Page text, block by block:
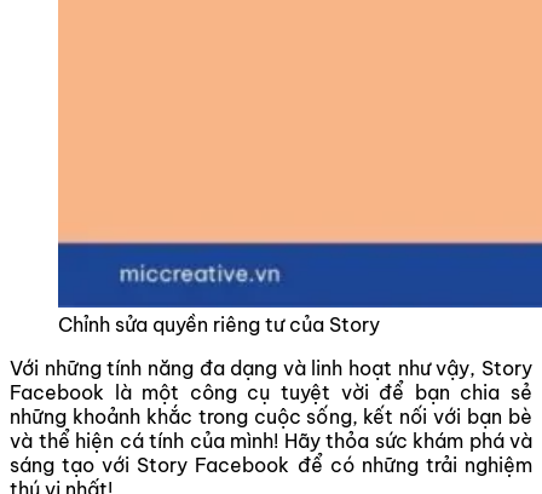
Chỉnh sửa quyền riêng tư của Story
Với những tính năng đa dạng và linh hoạt như vậy, Story
Facebook là một công cụ tuyệt vời để bạn chia sẻ
những khoảnh khắc trong cuộc sống, kết nối với bạn bè
và thể hiện cá tính của mình! Hãy thỏa sức khám phá và
sáng tạo với Story Facebook để có những trải nghiệm
thú vị nhất!